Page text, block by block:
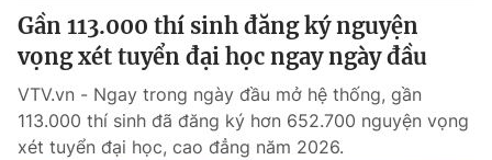
VTV9 VTV8
Liên hệ tòa soạn English
Gần 113.000 thí sinh đăng ký nguyện
vọng xét tuyển đại học ngay ngày đầu
VTV.vn - Ngay trong ngày đầu mở hệ thống, gần
113.000 thí sinh đã đăng ký hơn 652.700 nguyện vọng
xét tuyển đại học, cao đẳng năm 2026.